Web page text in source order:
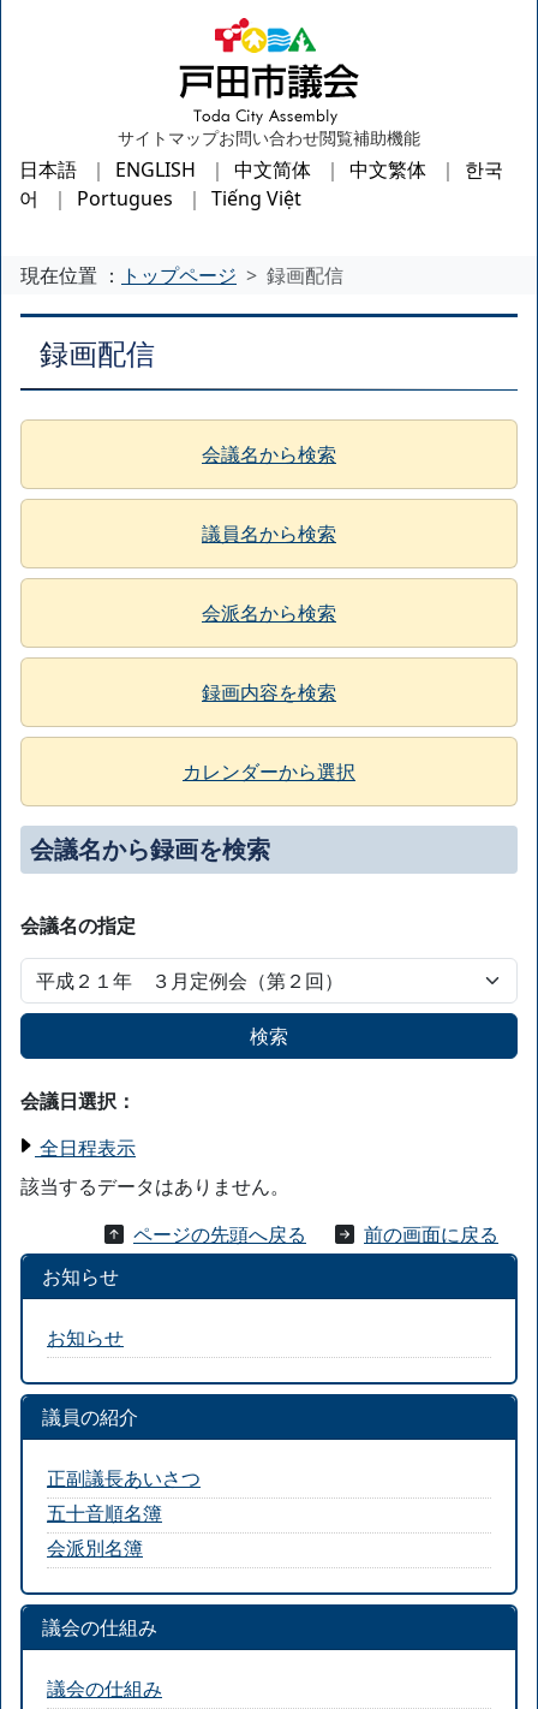
サイトマップお問い合わせ閲覧補助機能
日本語 ENGLISH 中文简体 中文繁体
한국
어
Portugues Tiếng Việt
現在位置 ： トップページ 録画配信
録画配信
会議名から検索
議員名から検索
会派名から検索
録画内容を検索
カレンダーから選択
会議名から録画を検索
会議名の指定
検索
会議日選択：
全日程表示
該当するデータはありません。
ページの先頭へ戻る
前の画面に戻る
お知らせ
お知らせ
議員の紹介
正副議長あいさつ
五十音順名簿
会派別名簿
議会の仕組み
議会の仕組み